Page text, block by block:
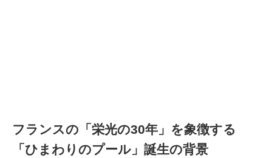
フランスの「栄光の30年」を象徴する
「ひまわりのプール」誕生の背景